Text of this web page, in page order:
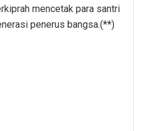
mencetak para santri
penerus bangsa.(**)